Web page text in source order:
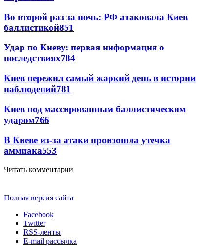
Во второй раз за ночь: РФ атаковала Киев
баллистикой851
Удар по Киеву: первая информация о
последствиях784
Киев пережил самый жаркий день в истории
наблюдений781
Киев под массированным баллистическим
ударом766
В Киеве из-за атаки произошла утечка
аммиака553
Читать комментарии
Полная версия сайта
Facebook
Twitter
RSS-ленты
E-mail рассылка